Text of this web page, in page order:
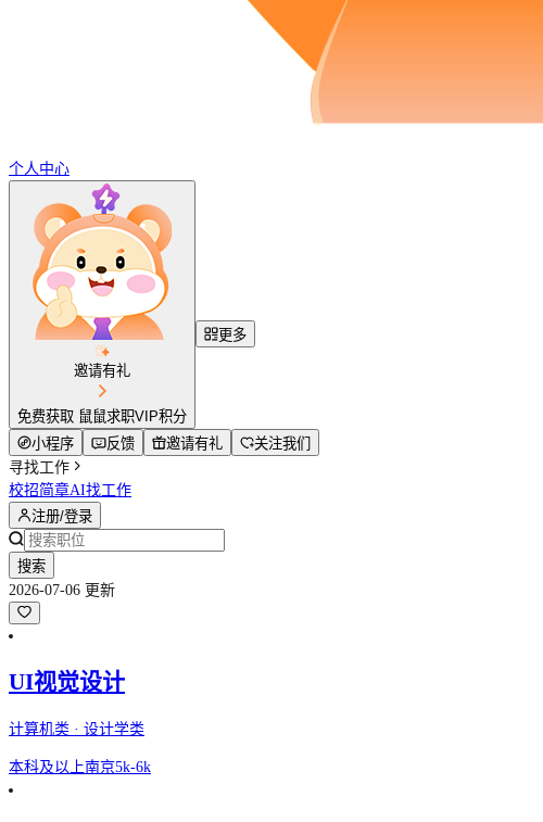
个人中心
邀请有礼
免费获取 鼠鼠求职VIP积分
更多
小程序 反馈 邀请有礼
关注我们
寻找工作
校招简章AI找工作
注册/登录
搜索
2026-07-06 更新
UI视觉设计
计算机类 · 设计学类
本科及以上南京5k-6k